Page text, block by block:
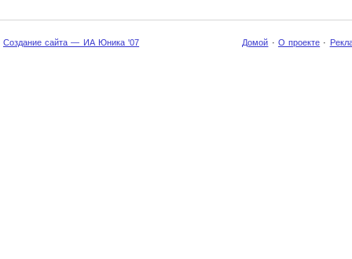
Создание сайта — ИА Юника '07 Домой · О проекте ·